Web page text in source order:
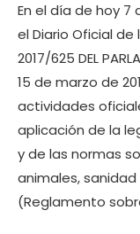
En el día de hoy 7
el Diario Oficial de
2017/625 DEL
15 de marzo de
actividades
aplicación de la
y de las normas
animales,
(Reglamento